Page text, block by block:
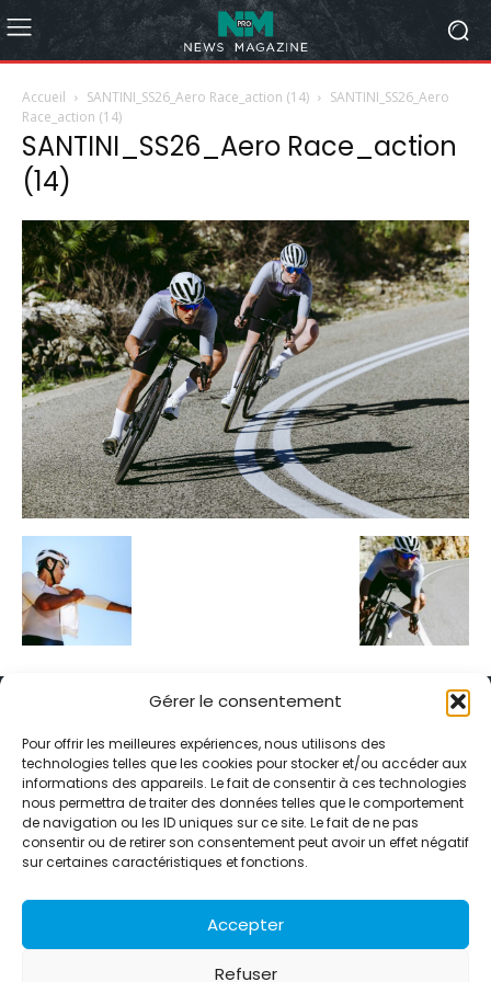
Gérer le consentement
Pour offrir les meilleures expériences, nous utilisons des
technologies telles que les cookies pour stocker et/ou accéder aux
informations des appareils. Le fait de consentir à ces technologies
nous permettra de traiter des données telles que le comportement
de navigation ou les ID uniques sur ce site. Le fait de ne pas
consentir ou de retirer son consentement peut avoir un effet négatif
sur certaines caractéristiques et fonctions.
Accepter
Refuser
Accueil SANTINI_SS26_Aero Race_action (14)
SANTINI_SS26_Aero
Race_action (14)
SANTINI_SS26_Aero Race_action
(14)
Alternative Média est une agence de relations presse et de
relations publiques basée à Grenoble. Depuis 1995, elle conçoit et
pilote des stratégies de visibilité en France et à l’international
grâce à un réseau d’agences partenaires.